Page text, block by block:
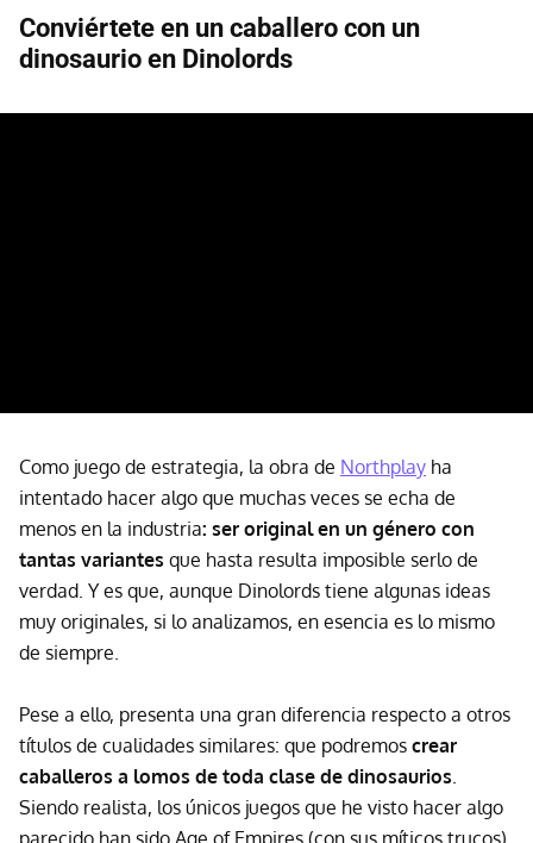
Conviértete en un caballero con un
dinosaurio en Dinolords
Como juego de estrategia, la obra de Northplay ha
intentado hacer algo que muchas veces se echa de
menos en la industria: ser original en un género con
tantas variantes que hasta resulta imposible serlo de
verdad. Y es que, aunque Dinolords tiene algunas ideas
muy originales, si lo analizamos, en esencia es lo mismo
de siempre.
Pese a ello, presenta una gran diferencia respecto a otros
títulos de cualidades similares: que podremos crear
caballeros a lomos de toda clase de dinosaurios.
Siendo realista, los únicos juegos que he visto hacer algo